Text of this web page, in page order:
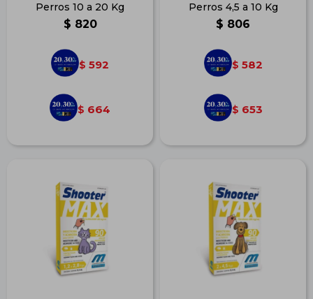
Perros 10 a 20 Kg
$ 820
$ 592
$ 664
Perros 4,5 a 10 Kg
$ 806
$ 582
$ 653